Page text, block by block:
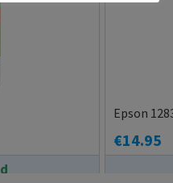
Epson
€14.95